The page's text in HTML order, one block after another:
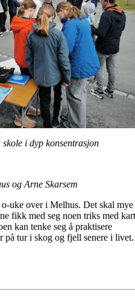
i dyp konsentrasjon
og Arne Skarsem
uke over i Melhus. Det skal mye
fikk med seg noen triks med kart
kan tenke seg å praktisere
på tur i skog og fjell senere i livet.